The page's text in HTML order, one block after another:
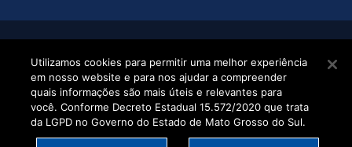
Executiva de
Transformação Digital
Utilizamos cookies para permitir uma melhor experiência
em nosso website e para nos ajudar a compreender
quais informações são mais úteis e relevantes para
você. Conforme Decreto Estadual 15.572/2020 que trata
da LGPD no Governo do Estado de Mato Grosso do Sul.